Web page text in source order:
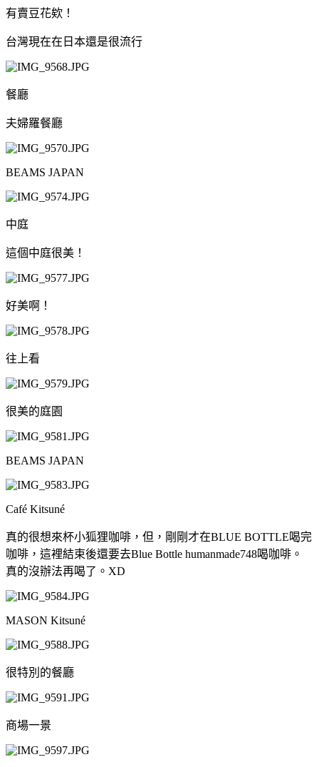
有賣豆花欸！
台灣現在在日本還是很流行
餐廳
夫婦羅餐廳
BEAMS JAPAN
中庭
這個中庭很美！
好美啊！
往上看
很美的庭園
BEAMS JAPAN
Café Kitsuné
真的很想來杯小狐狸咖啡，但，剛剛才在BLUE BOTTLE喝完
咖啡，這裡結束後還要去Blue Bottle humanmade748喝咖啡。
真的沒辦法再喝了。XD
MASON Kitsuné
很特別的餐廳
商場一景